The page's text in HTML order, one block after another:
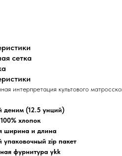
сетка
интерпретация культового
деним (12.5 унций)
хлопок
ширина и длина
упаковочный zip пакет
фурнитура ykk